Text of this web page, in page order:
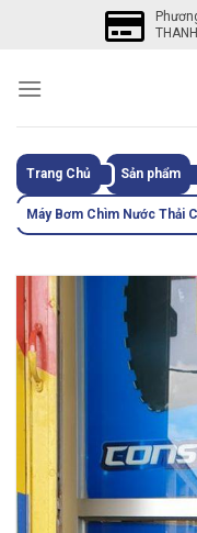
Trang Chủ Sản phẩm
Máy Bơm Chìm Nước Thải